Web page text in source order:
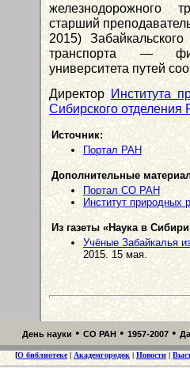
железнодорожного
старший
2015)
транспорта —
университета путей
ДиректорИнститута
Сибирского отделения
Источник:
Портал РАН
Дополнительные
Портал СО РАН
Институт природных
Из газеты «Наука в
Учёные Забайкалья
2015. 15 мая.
День науки • СО РАН • 1957-2007 •
[О библиотеке| Академгородок | Новости |